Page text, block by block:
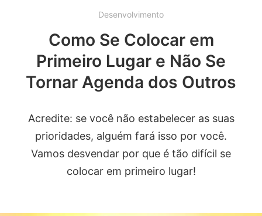
Desenvolvimento
Como Se Colocar em
Primeiro Lugar e Não Se
Tornar Agenda dos Outros
Acredite: se você não estabelecer as suas
prioridades, alguém fará isso por você.
Vamos desvendar por que é tão difícil se
colocar em primeiro lugar!